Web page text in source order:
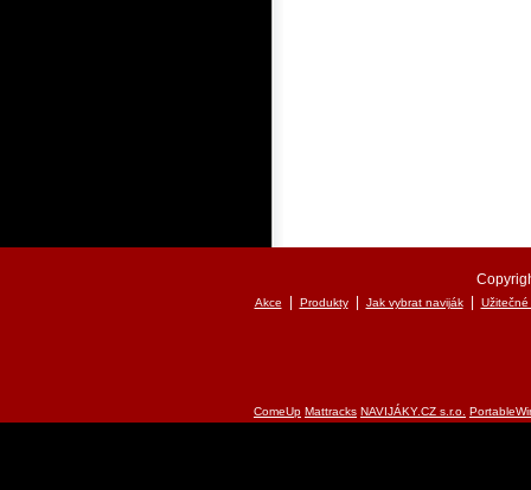
Akce Produkty| Jak vybrat naviják| Užitečné
ComeUp Mattracks NAVIJÁKY.CZ s.r.o.